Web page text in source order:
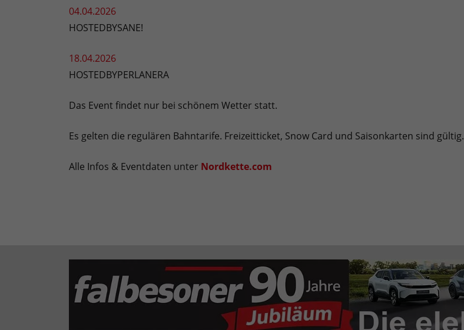
04.04.2026
HOSTEDBYSANE!
18.04.2026
HOSTEDBYPERLANERA
Das Event findet nur bei schönem Wetter statt.
Es gelten die regulären Bahntarife. Freizeitticket, Snow Card und Saisonkarten sind gültig.
Alle Infos & Eventdaten unter Nordkette.com